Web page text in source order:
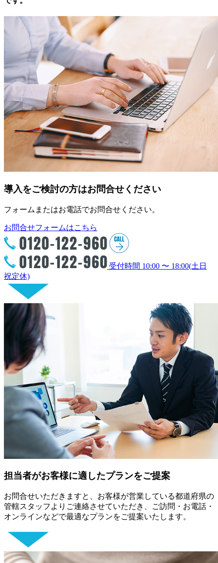
導入をご検討の方はお問合せください
フォームまたはお電話でお問合せください。
お問合せフォームはこちら
受付時間 10:00 〜 18:00(土日
祝定休)
担当者がお客様に適したプランをご提案
お問合せいただきますと、お客様が営業している都道府県の
管轄スタッフよりご連絡させていただき、ご訪問・お電話・
オンラインなどで最適なプランをご提案いたします。